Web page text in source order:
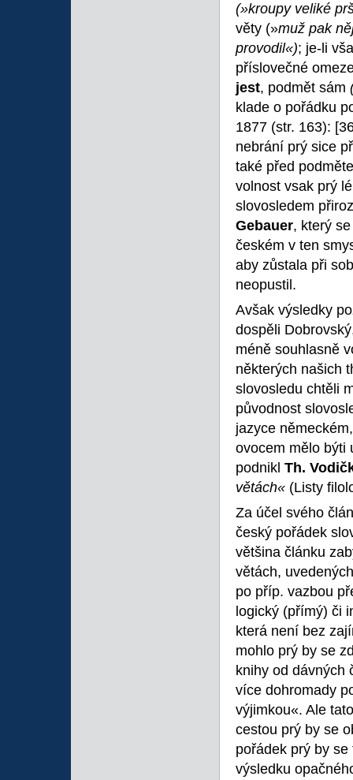
(»kroupy veliké
věty (»muž pak
provodil«); je-li
příslovečné
jest, podmět sám
klade o pořádku
1877 (str. 163):
nebrání prý sice
také před
volnost vsak prý
slovosledem
Gebauer, který
českém v ten
aby zůstala při
neopustil.
Avšak výsledky
dospěli
méně souhlasně
některých našich
slovosledu chtěli
původnost
jazyce
ovocem mělo býti
podnikl Th.
větách« (Listy
Za účel svého
český pořádek
většina článku
větách,
po příp. vazbou
logický (přímý) či
která není bez
mohlo prý by se
knihy od dávných
více dohromady
výjimkou«. Ale
cestou prý by se
pořádek prý by
výsledku